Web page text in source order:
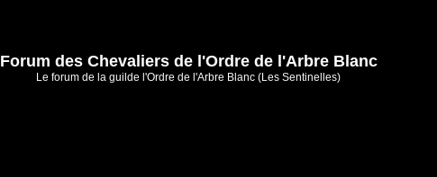
Forum des Chevaliers de l'Ordre de l'Arbre Blanc
Le forum de la guilde l'Ordre de l'Arbre Blanc (Les Sentinelles)